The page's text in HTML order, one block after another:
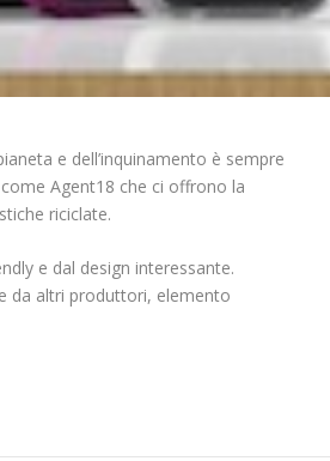
e dell’inquinamento è sempre
Agent18 che ci offrono la
riciclate.
e dal design interessante.
da altri produttori, elemento